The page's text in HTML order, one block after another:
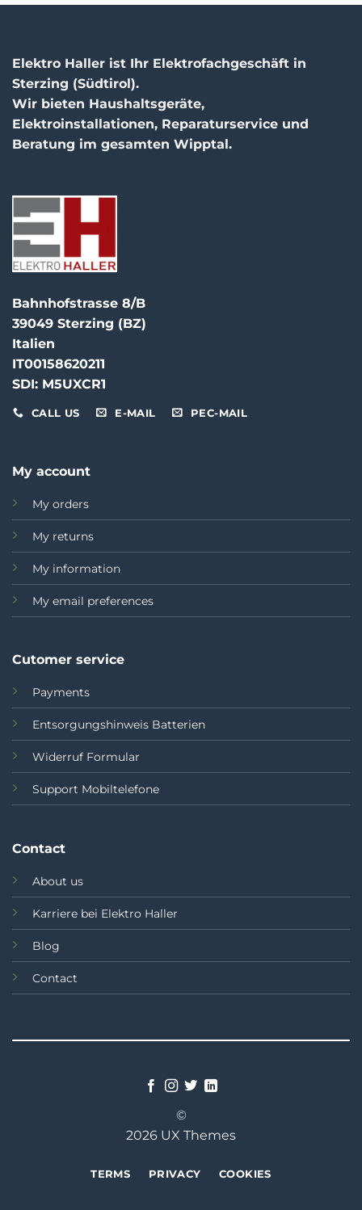
Elektro Haller ist Ihr Elektrofachgeschäft in
Sterzing (Südtirol).
Wir bieten Haushaltsgeräte,
Elektroinstallationen, Reparaturservice und
Beratung im gesamten Wipptal.
Bahnhofstrasse 8/B
39049 Sterzing (BZ)
Italien
IT00158620211
SDI: M5UXCR1
CALL US E-MAIL PEC-MAIL
My account
My orders
My returns
My information
My email preferences
Cutomer service
Payments
Entsorgungshinweis Batterien
Widerruf Formular
Support Mobiltelefone
Contact
About us
Karriere bei Elektro Haller
Blog
Contact
©
2026 UX Themes
TERMS PRIVACY COOKIES